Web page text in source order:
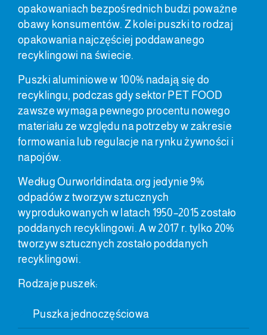
opakowaniach bezpośrednich budzi poważne
obawy konsumentów. Z kolei puszki to rodzaj
opakowania najczęściej poddawanego
recyklingowi na świecie.
Puszki aluminiowe w 100% nadają się do
recyklingu, podczas gdy sektor PET FOOD
zawsze wymaga pewnego procentu nowego
materiału ze względu na potrzeby w zakresie
formowania lub regulacje na rynku żywności i
napojów.
Według Ourworldindata.org jedynie 9%
odpadów z tworzyw sztucznych
wyprodukowanych w latach 1950–2015 zostało
poddanych recyklingowi. A w 2017 r. tylko 20%
tworzyw sztucznych zostało poddanych
recyklingowi.
Rodzaje puszek:
Puszka jednoczęściowa